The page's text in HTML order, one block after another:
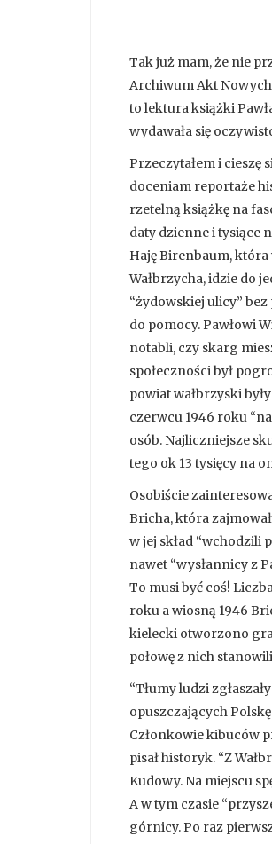
Tak już mam, że nie
Archiwum Akt
to lektura książki
wydawała się
Przeczytałem i cieszę
doceniam reportaże
rzetelną książkę na
daty dzienne i tysiące
Haję Birenbaum,
Wałbrzycha, idzie do
“żydowskiej ulicy”
do pomocy. Pawłowi
notabli, czy skarg
społeczności był
powiat wałbrzyski
czerwcu 1946 roku
osób. Najliczniejsze
tego ok 13 tysięcy na
Osobiście
Bricha, która
w jej skład “wchodzili
nawet “wysłannicy z
To musi być coś!
roku a wiosną 1946
kielecki otworzono
połowę z nich
“Tłumy ludzi
opuszczających
Członkowie kibuców
pisał historyk. “Z
Kudowy. Na miejscu
A w tym czasie
górnicy. Po raz